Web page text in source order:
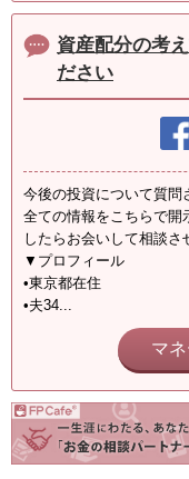
資産配分の考
ださい
今後の投資について質問
全ての情報をこちらで開
したらお会いして相談さ
▼プロフィール
•東京都在住
•夫34...
マ